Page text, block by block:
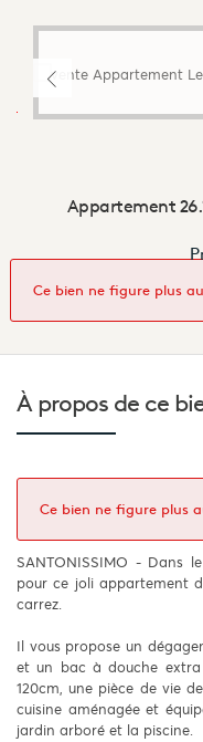
Appartement
Ce bien ne figure plus
À propos de ce
Ce bien ne figure plus
SANTONISSIMO - Dans
pour ce joli appartement
carrez.
Il vous propose un
et un bac à douche
120cm, une pièce de vie
cuisine aménagée et
jardin arboré et la piscine.